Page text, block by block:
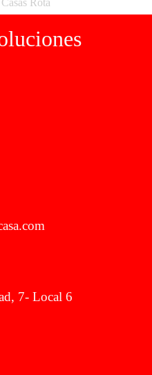
Rota
7- Local 6